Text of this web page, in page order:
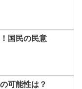
国民の民意
可能性は？